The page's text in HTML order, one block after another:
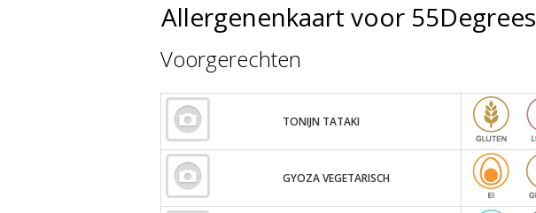
Allergenenkaart voor 55Degrees
Voorgerechten
TONIJN TATAKI
GYOZA VEGETARISCH